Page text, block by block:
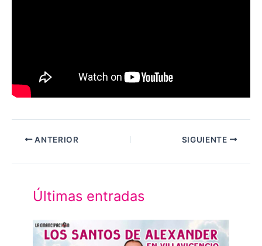
ANTERIOR SIGUIENTE
Últimas entradas